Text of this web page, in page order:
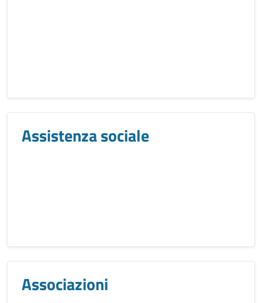
Assistenza sociale
Associazioni